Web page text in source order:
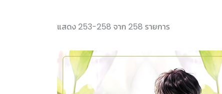
แสดง 253-258 จาก 258 รายการ